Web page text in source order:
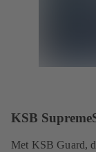
KSB
Met KSB Guard,